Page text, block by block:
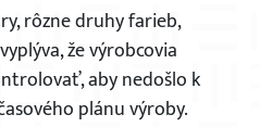
rôzne druhy farieb,
že výrobcovia
aby nedošlo k
plánu výroby.